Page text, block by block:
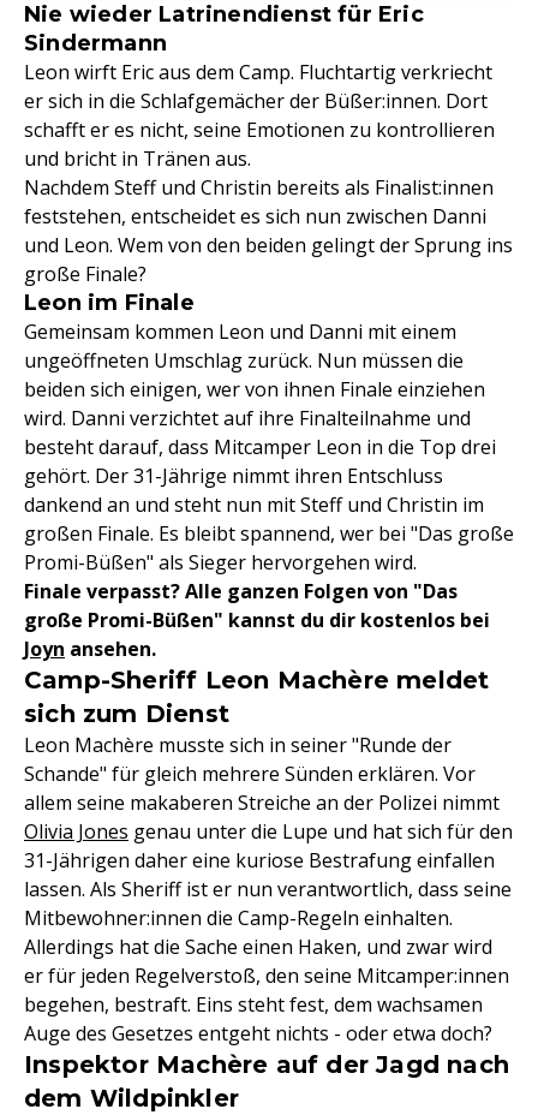
Nie wieder Latrinendienst für Eric
Sindermann
Leon wirft Eric aus dem Camp. Fluchtartig verkriecht
er sich in die Schlafgemächer der Büßer:innen. Dort
schafft er es nicht, seine Emotionen zu kontrollieren
und bricht in Tränen aus.
Nachdem Steff und Christin bereits als Finalist:innen
feststehen, entscheidet es sich nun zwischen Danni
und Leon. Wem von den beiden gelingt der Sprung ins
große Finale?
Leon im Finale
Gemeinsam kommen Leon und Danni mit einem
ungeöffneten Umschlag zurück. Nun müssen die
beiden sich einigen, wer von ihnen Finale einziehen
wird. Danni verzichtet auf ihre Finalteilnahme und
besteht darauf, dass Mitcamper Leon in die Top drei
gehört. Der 31-Jährige nimmt ihren Entschluss
dankend an und steht nun mit Steff und Christin im
großen Finale. Es bleibt spannend, wer bei "Das große
Promi-Büßen" als Sieger hervorgehen wird.
Finale verpasst? Alle ganzen Folgen von "Das
große Promi-Büßen" kannst du dir kostenlos bei
Joyn ansehen.
Camp-Sheriff Leon Machère meldet
sich zum Dienst
Leon Machère musste sich in seiner "Runde der
Schande" für gleich mehrere Sünden erklären. Vor
allem seine makaberen Streiche an der Polizei nimmt
Olivia Jones genau unter die Lupe und hat sich für den
31-Jährigen daher eine kuriose Bestrafung einfallen
lassen. Als Sheriff ist er nun verantwortlich, dass seine
Mitbewohner:innen die Camp-Regeln einhalten.
Allerdings hat die Sache einen Haken, und zwar wird
er für jeden Regelverstoß, den seine Mitcamper:innen
begehen, bestraft. Eins steht fest, dem wachsamen
Auge des Gesetzes entgeht nichts - oder etwa doch?
Inspektor Machère auf der Jagd nach
dem Wildpinkler